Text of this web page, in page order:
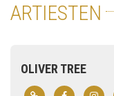
ARTIESTEN
OLIVER TREE